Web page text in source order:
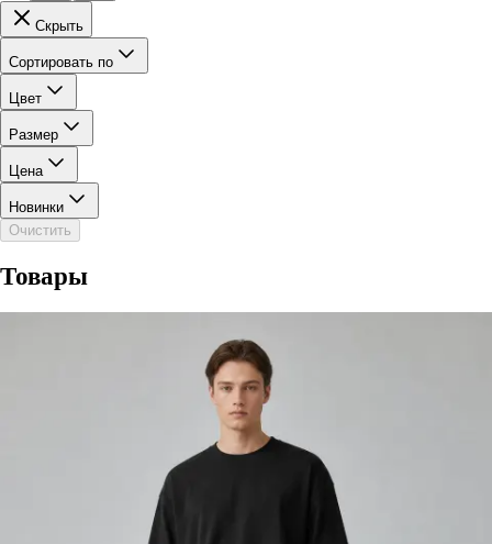
Скрыть
Сортировать по
Цвет
Размер
Цена
Новинки
Очистить
Товары